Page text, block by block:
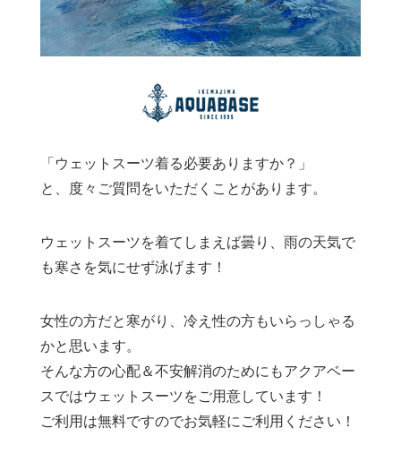
「ウェットスーツ着る必要ありますか？」
と、度々ご質問をいただくことがあります。
ウェットスーツを着てしまえば曇り、雨の天気で
も寒さを気にせず泳げます！
女性の方だと寒がり、冷え性の方もいらっしゃる
かと思います。
そんな方の心配＆不安解消のためにもアクアベー
スではウェットスーツをご用意しています！
ご利用は無料ですのでお気軽にご利用ください！